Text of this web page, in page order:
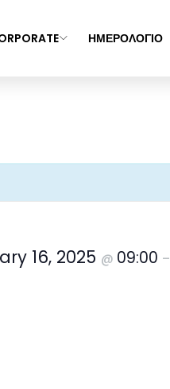
ΗΜΕΡΟΛΟΓΙΟ
16, 2025 @ 09:00 –